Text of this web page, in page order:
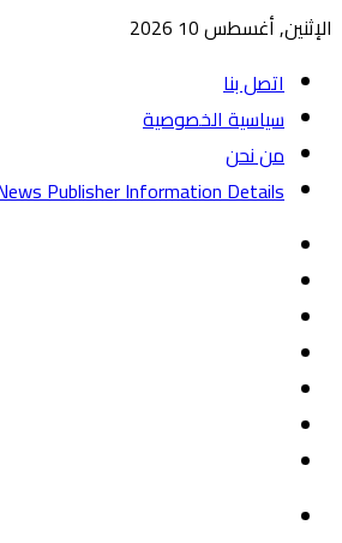
الإثنين, أغسطس 10 2026
اتصل بنا
سياسية الخصوصية
من نحن
Publisher Information Details